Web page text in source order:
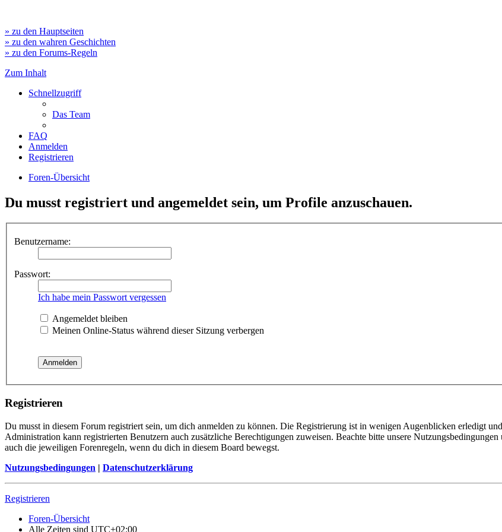
» zu den Hauptseiten
» zu den wahren Geschichten
» zu den Forums-Regeln
Zum Inhalt
Schnellzugriff
Das Team
FAQ
Anmelden
Registrieren
Foren-Übersicht
Du musst registriert und angemeldet sein, um Profile anzuschauen.
Benutzername:
Passwort:
Ich habe mein Passwort vergessen
Angemeldet bleiben
Meinen Online-Status während dieser Sitzung verbergen
Registrieren
Du musst in diesem Forum registriert sein, um dich anmelden zu können. Die Registrierung ist in wenigen Augenblicken erledigt
Administration kann registrierten Benutzern auch zusätzliche Berechtigungen zuweisen. Beachte bitte unsere
auch die jeweiligen Forenregeln, wenn du dich in diesem Board bewegst.
Nutzungsbedingungen | Datenschutzerklärung
Registrieren
Foren-Übersicht
Alle Zeiten sind UTC+02:00